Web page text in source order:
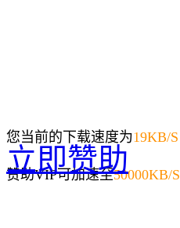
您当前的下载速度为19KB/S
赞助VIP可加速至50000KB/S
立即赞助